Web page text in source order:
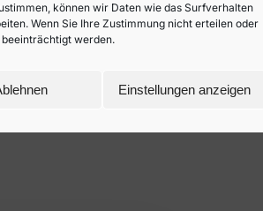
können wir Daten wie das Surfverhalten
Wenn Sie Ihre Zustimmung nicht erteilen oder
werden.
Einstellungen anzeigen